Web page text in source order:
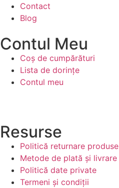
Contact
Blog
Contul Meu
Coș de cumpărături
Lista de dorințe
Contul meu
Resurse
Politică returnare produse
Metode de plată și livrare
Politică date private
Termeni și condiții